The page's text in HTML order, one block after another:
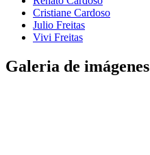
Cristiane Cardoso
Julio Freitas
Vivi Freitas
Galeria de imágenes